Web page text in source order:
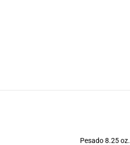
Pesado 8.25 oz.